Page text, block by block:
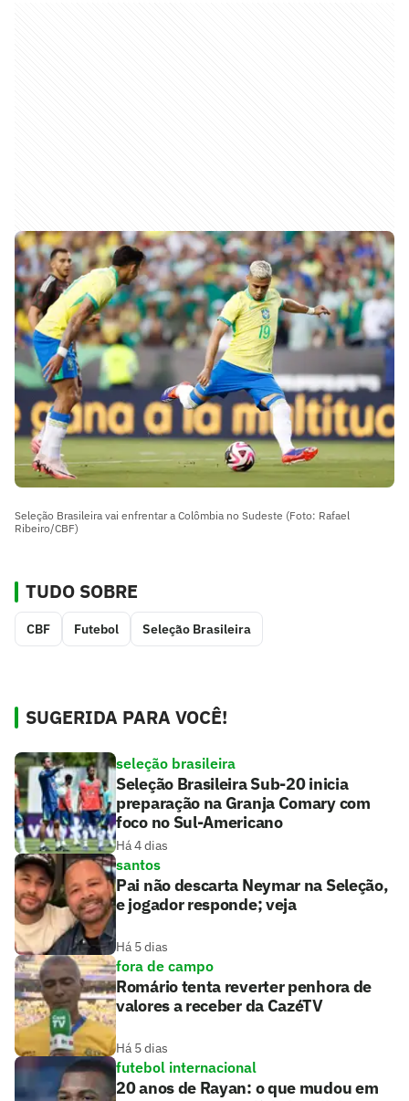
Seleção Brasileira vai enfrentar a Colômbia no Sudeste (Foto: Rafael
Ribeiro/CBF)
TUDO SOBRE
CBF Futebol Seleção Brasileira
SUGERIDA PARA VOCÊ!
seleção brasileira
Seleção Brasileira Sub-20 inicia
preparação na Granja Comary com
foco no Sul-Americano
Há 4 dias
santos
Pai não descarta Neymar na Seleção,
e jogador responde; veja
Há 5 dias
fora de campo
Romário tenta reverter penhora de
valores a receber da CazéTV
Há 5 dias
futebol internacional
20 anos de Rayan: o que mudou em